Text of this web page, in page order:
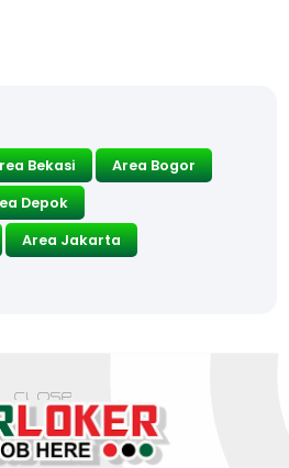
Bekasi
Area Bogor
Depok
Area Jakarta